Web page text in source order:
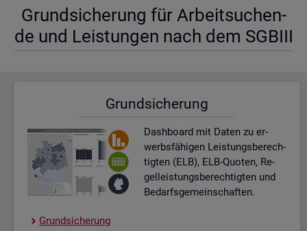
Grund­si­che­rung für Ar­beit­su­chen­
de und Leis­tun­gen nach dem SGBIII
Grund­si­che­rung
Dash­board mit Daten zu er­
werbs­fä­hi­gen Leis­tungs­be­rech­
tig­ten (ELB), ELB-Quo­ten, Re­
gel­leis­tungs­be­rech­tig­ten und
Be­darfs­ge­mein­schaf­ten.
Grund­si­che­rung